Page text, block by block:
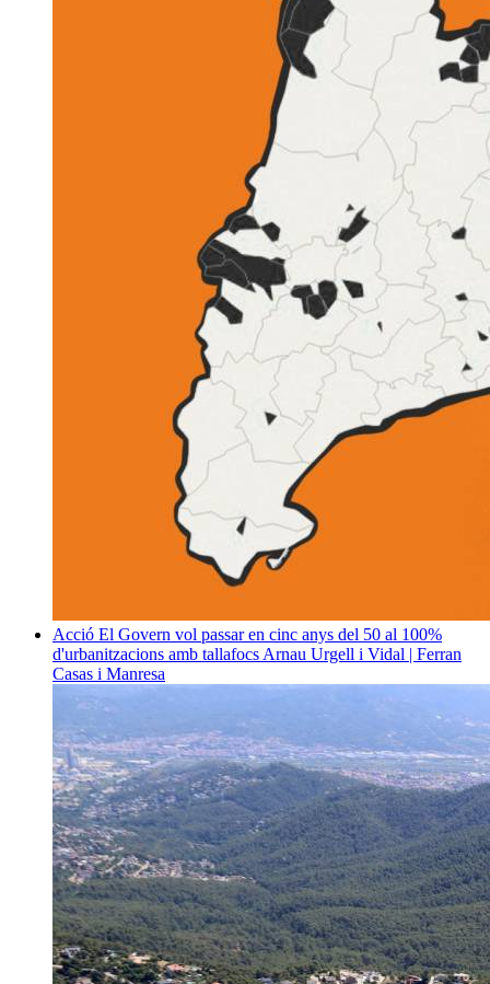
Acció El Govern vol passar en cinc anys del 50 al 100%
d'urbanitzacions amb tallafocs Arnau Urgell i Vidal | Ferran
Casas i Manresa